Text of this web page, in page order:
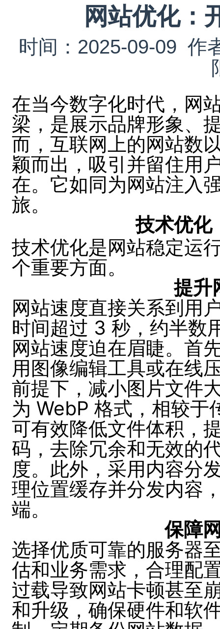
网站优化：
时间：2025-09-09 作
在当今数字化时代，网
梁，是展示品牌形象、
而，互联网上的网站数
颖而出，吸引并留住用
在。它如同为网站注入
旅。
技术优化
技术优化是网站稳定运
个重要方面。
提升
网站速度直接关系到用
时间超过 3 秒，约半数
网站速度迫在眉睫。首
用图像编辑工具或在线
前提下，减小图片文件
为 WebP 格式，相较于
可有效降低文件体积，
码，去除冗余和无效的
度。此外，采用内容分
理位置缓存并分发内容
端。
保障
选择优质可靠的服务器
估和业务需求，合理配
过载导致网站卡顿甚至
和升级，确保硬件和软